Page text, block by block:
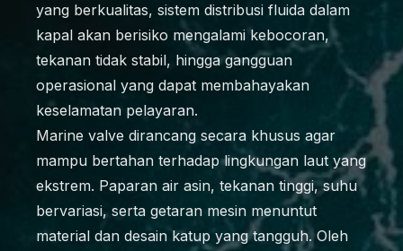
yang berkualitas, sistem distribusi fluida dalam
kapal akan berisiko mengalami kebocoran,
tekanan tidak stabil, hingga gangguan
operasional yang dapat membahayakan
keselamatan pelayaran.
Marine valve dirancang secara khusus agar
mampu bertahan terhadap lingkungan laut yang
ekstrem. Paparan air asin, tekanan tinggi, suhu
bervariasi, serta getaran mesin menuntut
material dan desain katup yang tangguh. Oleh